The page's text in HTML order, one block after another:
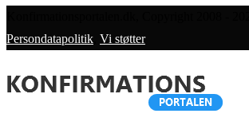
Persondatapolitik Vi støtter